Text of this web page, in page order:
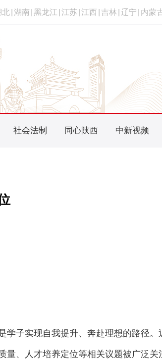
北 湖南 黑龙江 江苏 江西 吉林 辽宁 内蒙
社会法制 同心陕西 中新视频
子实现自我提升、奔赴理想的路径。
、人才培养定位等相关议题被广泛关